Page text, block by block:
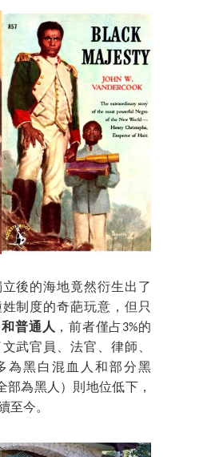
後的海地竟然衍生出了
制度的奇葩玩意，但只
普通人 ，前者僅占3%的
武官員、法官、律師、
為黑白混血人和部分黑
部為黑人）則地位低下，
至今。